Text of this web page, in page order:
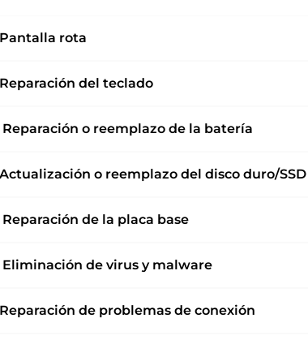
rota
del teclado
o reemplazo de la batería
o reemplazo del disco duro/SSD
de la placa base
de virus y malware
de problemas de conexión